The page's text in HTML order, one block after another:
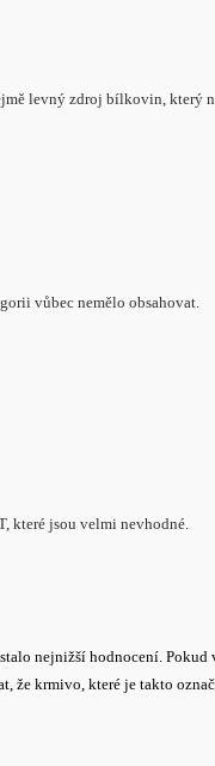
levný zdroj bílkovin, který
vůbec nemělo obsahovat.
které jsou velmi nevhodné.
nejnižší hodnocení. Pokud
že krmivo, které je takto